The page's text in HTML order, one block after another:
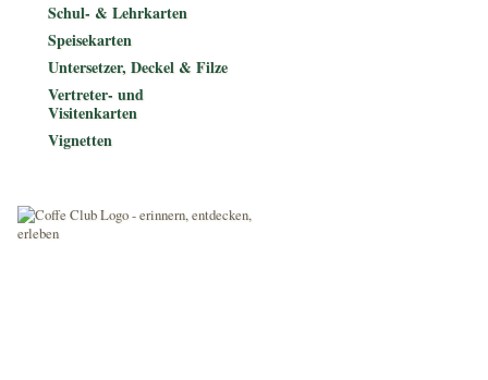
Schul- & Lehrkarten
Speisekarten
Untersetzer, Deckel & Filze
Vertreter- und
Visitenkarten
Vignetten